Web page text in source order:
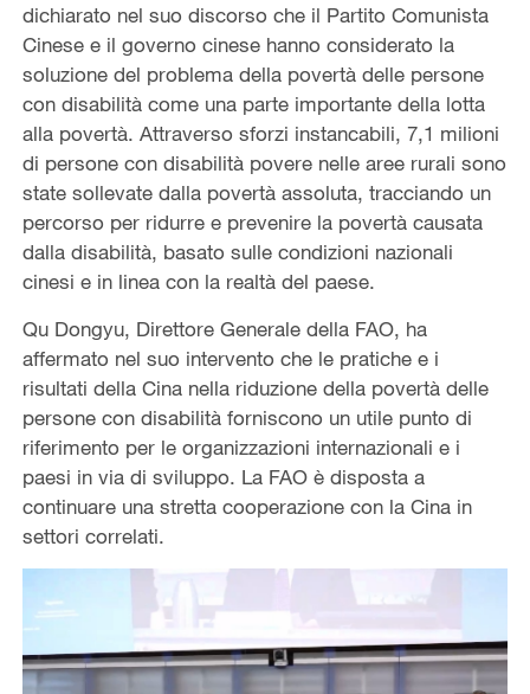
dichiarato nel suo discorso che il Partito Comunista
Cinese e il governo cinese hanno considerato la
soluzione del problema della povertà delle persone
con disabilità come una parte importante della lotta
alla povertà. Attraverso sforzi instancabili, 7,1 milioni
di persone con disabilità povere nelle aree rurali sono
state sollevate dalla povertà assoluta, tracciando un
percorso per ridurre e prevenire la povertà causata
dalla disabilità, basato sulle condizioni nazionali
cinesi e in linea con la realtà del paese.
Qu Dongyu, Direttore Generale della FAO, ha
affermato nel suo intervento che le pratiche e i
risultati della Cina nella riduzione della povertà delle
persone con disabilità forniscono un utile punto di
riferimento per le organizzazioni internazionali e i
paesi in via di sviluppo. La FAO è disposta a
continuare una stretta cooperazione con la Cina in
settori correlati.